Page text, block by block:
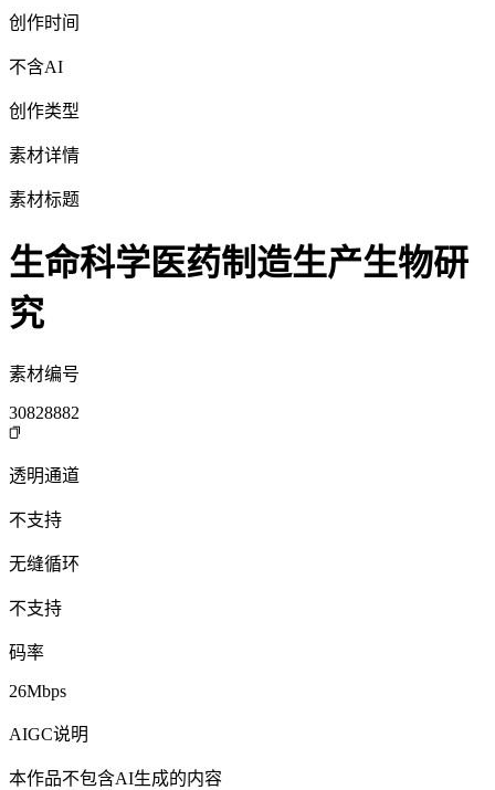
创作时间
不含AI
创作类型
素材详情
素材标题
生命科学医药制造生产生物研
究
素材编号
30828882
透明通道
不支持
无缝循环
不支持
码率
26Mbps
AIGC说明
本作品不包含AI生成的内容